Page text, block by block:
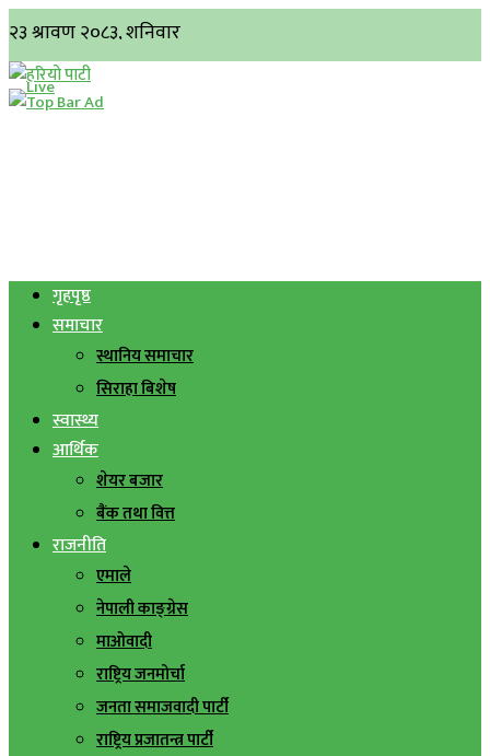
गृहपृष्ठ
समाचार
स्थानिय समाचार
सिराहा बिशेष
स्वास्थ्य
आर्थिक
शेयर बजार
बैंक तथा वित्त
राजनीति
एमाले
नेपाली काङ्ग्रेस
माओवादी
राष्ट्रिय जनमोर्चा
जनता समाजवादी पार्टी
राष्ट्रिय प्रजातन्त्र पार्टी